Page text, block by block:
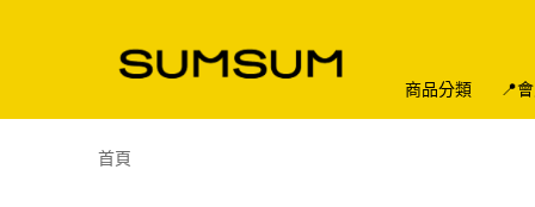
商品分類 📍
首頁